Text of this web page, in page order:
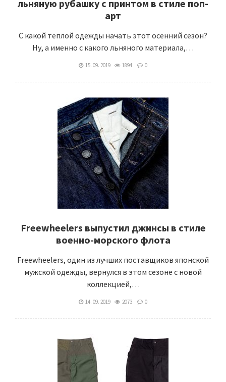
льняную рубашку с принтом в стиле поп-
арт
С какой теплой одежды начать этот осенний сезон?
Ну, а именно с какого льняного материала,…
15. 09. 2019 1894 0
Freewheelers выпустил джинсы в стиле
военно-морского флота
Freewheelers, один из лучших поставщиков японской
мужской одежды, вернулся в этом сезоне с новой
коллекцией,…
14. 09. 2019 2073 0